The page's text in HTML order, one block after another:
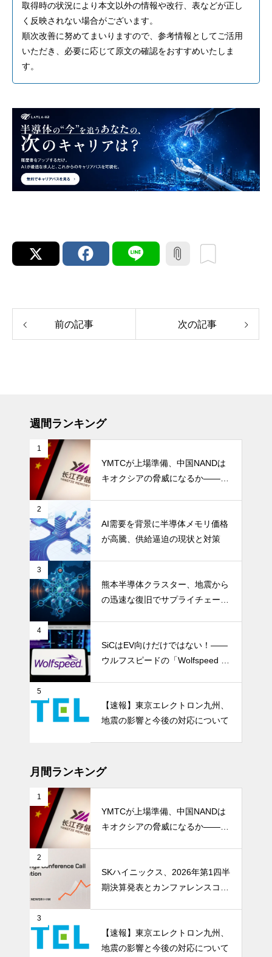
取得時の状況により本文以外の情報や改行、表などが正し
く反映されない場合がございます。
順次改善に努めてまいりますので、参考情報としてご活用
いただき、必要に応じて原文の確認をおすすめいたしま
す。
前の記事 次の記事
週間ランキング
1
YMTCが上場準備、中国NANDは
キオクシアの脅威になるか――AI
2
AI需要を背景に半導体メモリ価格
が高騰、供給逼迫の現状と対策
3
熊本半導体クラスター、地震から
の迅速な復旧でサプライチェーン
4
SiCはEV向けだけではない！――
ウルフスピードの「Wolfspeed G
5
【速報】東京エレクトロン九州、
地震の影響と今後の対応について
月間ランキング
1
YMTCが上場準備、中国NANDは
キオクシアの脅威になるか――AI
2
SKハイニックス、2026年第1四半
期決算発表とカンファレンスコー
3
【速報】東京エレクトロン九州、
地震の影響と今後の対応について